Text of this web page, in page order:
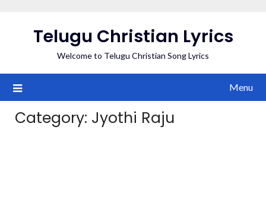
Telugu Christian Lyrics
Welcome to Telugu Christian Song Lyrics
Menu
Category: Jyothi Raju